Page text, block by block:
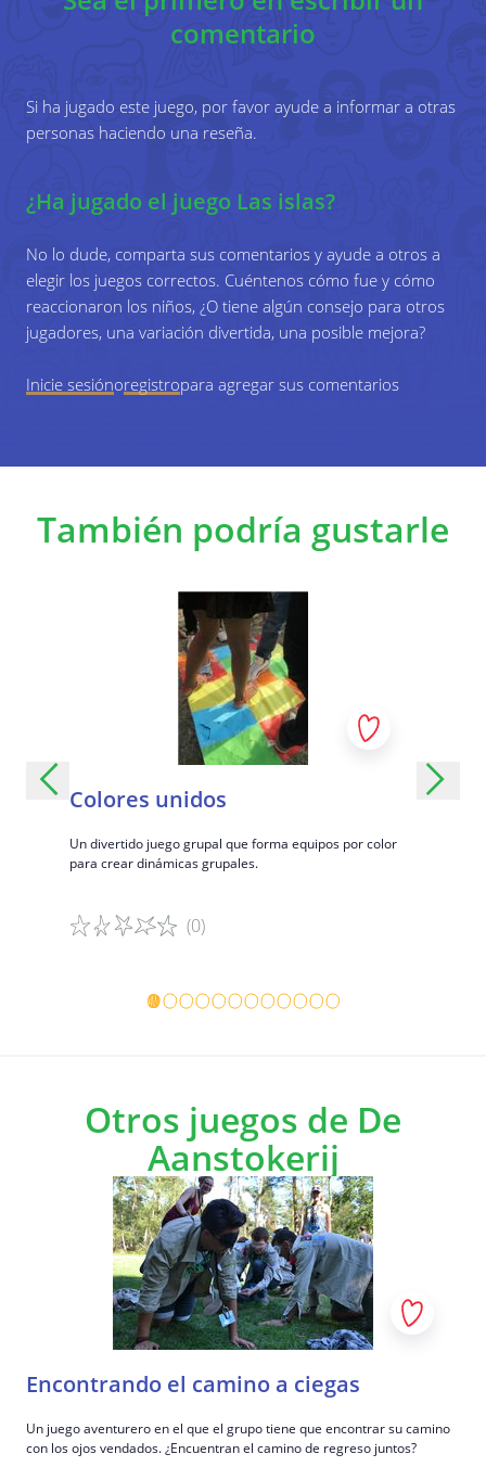
4
Los participantes ahora tienen instrucciones de
llegar a la isla central de una vez, sin tocar el
Si alguien toca el suelo, todos deben volver
El uso de ayudas está prohibido.
Las islas no pueden dividirse en pedazos.
No puedes mover una isla en la que
comentario
Si ha jugado este juego, por favor ayude a informar a otras
personas haciendo una reseña.
¿Ha jugado el juego Las islas?
No lo dude, comparta sus comentarios y ayude a otros a
elegir los juegos correctos. Cuéntenos cómo fue y cómo
reaccionaron los niños, ¿O tiene algún consejo para otros
jugadores, una variación divertida, una posible mejora?
Inicie sesiónoregistropara agregar sus comentarios
También podría gustarle
Colores unidos
Un divertido juego grupal que forma equipos por color
para crear dinámicas grupales.
(0)
Detalles del juego
Otros juegos de De
Aanstokerij
Encontrando el camino a ciegas
Un juego aventurero en el que el grupo tiene que encontrar su camino
con los ojos vendados. ¿Encuentran el camino de regreso juntos?